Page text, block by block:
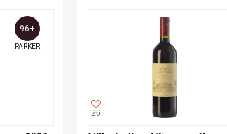
96+
PARKER
26